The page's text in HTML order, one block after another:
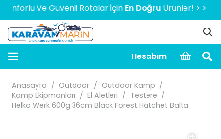
Ve Güvenli Rotalar İçinEn DoğruÜrünler! > > > > >
Hesabım
Anasayfa / Outdoor / Outdoor Kamp /
Kamp Ekipmanları / El Aletleri / Testere /
Helko Werk 600g 36cm Black Forest Hatchet Balta